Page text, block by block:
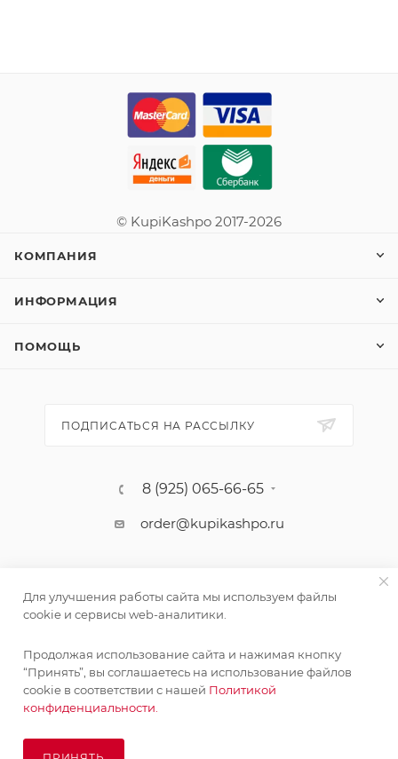
© KupiKashpo 2017-2026
КОМПАНИЯ
ИНФОРМАЦИЯ
ПОМОЩЬ
ПОДПИСАТЬСЯ НА РАССЫЛКУ
8 (925) 065-66-65
order@kupikashpo.ru
©КупиКашпо 2017-2026
Для улучшения работы сайта мы используем файлы
cookie и сервисы web-аналитики.
Продолжая использование сайта и нажимая кнопку
“Принять”, вы соглашаетесь на использование файлов
cookie в соответствии с нашей Политикой
конфиденциальности.